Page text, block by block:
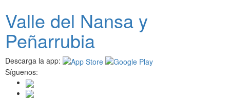
contenido
principal
Valle del Nansay
Peñarrubia
Descarga la app:
Síguenos: